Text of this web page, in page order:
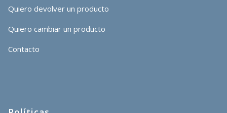
Quiero devolver un producto
Quiero cambiar un producto
Contacto